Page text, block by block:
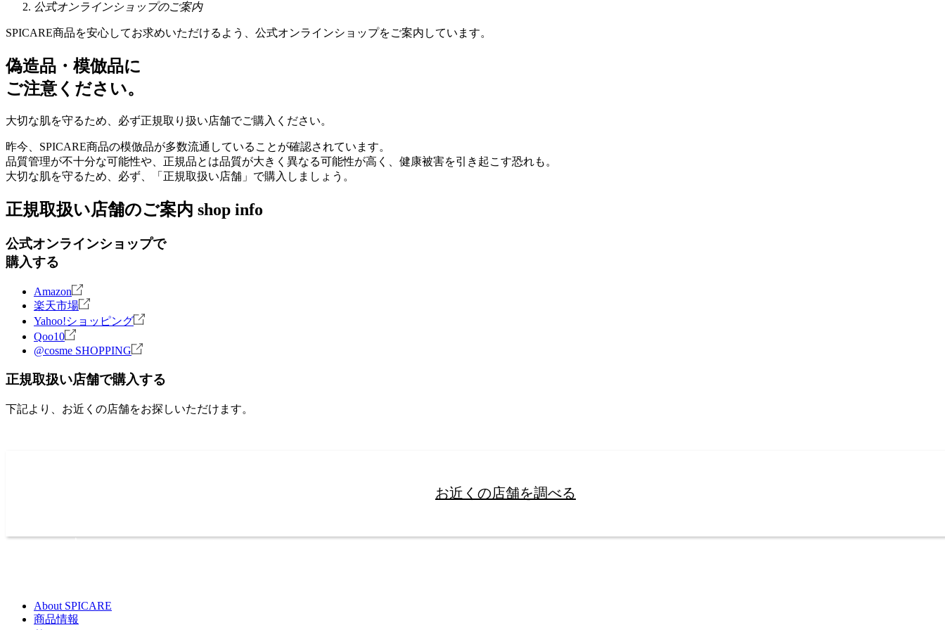
公式オンラインショップのご案内
SPICARE商品を安心してお求めいただけるよう、公式オンラインショップをご案内しています。
偽造品・模倣品に
ご注意ください。
大切な肌を守るため、必ず正規取り扱い店舗でご購入ください。
昨今、SPICARE商品の模倣品が多数流通していることが確認されています。
品質管理が不十分な可能性や、正規品とは品質が大きく異なる可能性が高く、健康被害を引き起こす恐れも。
大切な肌を守るため、必ず、「正規取扱い店舗」で購入しましょう。
正規取扱い店舗のご案内 shop info
公式オンラインショップで
購入する
Amazon
楽天市場
Yahoo!ショッピング
Qoo10
@cosme SHOPPING
正規取扱い店舗で購入する
下記より、お近くの店舗をお探しいただけます。
お近くの店舗を調べる
About SPICARE
商品情報